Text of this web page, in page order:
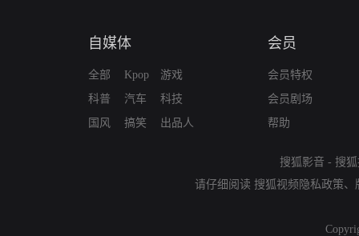
自媒体
全部
科普
国风
Kpop
汽车
搞笑
游戏
科技
出品人
会员
会员特权
会员剧场
帮助
搜狐影音 - 搜
请仔细阅读 搜狐视频隐私政策、